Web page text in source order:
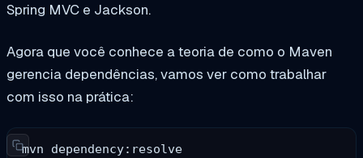
Spring MVC e Jackson.
Agora que você conhece a teoria de como o Maven
gerencia dependências, vamos ver como trabalhar
com isso na prática:
mvn dependency:resolve